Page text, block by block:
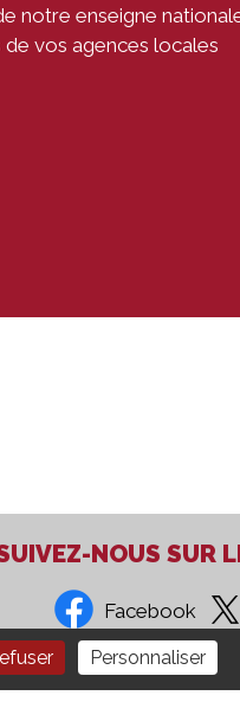
notre enseigne
vos agences locales
NOUS SUR
Facebook
Administration
Personnaliser